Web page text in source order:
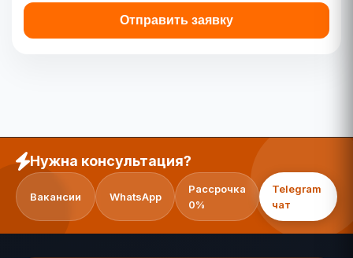
Отправить заявку
Нужна консультация?
Вакансии WhatsApp
Рассрочка
0%
Telegram
чат